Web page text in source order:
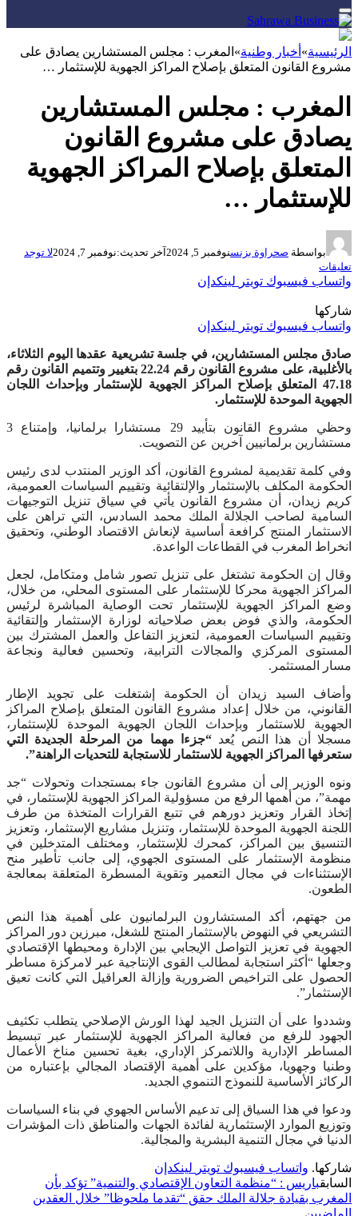
الرئيسية» أخبار وطنية» المغرب : مجلس المستشارين يصادق على
مشروع القانون المتعلق بإصلاح المراكز الجهوية للإستثمار …
المغرب : مجلس المستشارين
يصادق على مشروع القانون
المتعلق بإصلاح المراكز الجهوية
للإستثمار …
بواسطة صحراوة بزنسنوفمبر 5, 2024 آخر تحديث:نوفمبر 7, 2024
لا توجد
تعليقات
واتساب فيسبوك تويتر لينكدإن
شاركها
واتساب فيسبوك تويتر لينكدإن
صادق مجلس المستشارين، في جلسة تشريعية عقدها اليوم الثلاثاء،
بالأغلبية، على مشروع القانون رقم 22.24 بتغيير وتتميم القانون رقم
47.18 المتعلق بإصلاح المراكز الجهوية للإستثمار وبإحداث اللجان
الجهوية الموحدة للإستثمار.
وحظي مشروع القانون بتأييد 29 مستشارا برلمانيا، وإمتناع 3
مستشارين برلمانيين آخرين عن التصويت.
وفي كلمة تقديمية لمشروع القانون، أكد الوزير المنتدب لدى رئيس
الحكومة المكلف بالإستثمار والإلتقائية وتقييم السياسات العمومية،
كريم زيدان، أن مشروع القانون يأتي في سياق تنزيل التوجيهات
السامية لصاحب الجلالة الملك محمد السادس، التي تراهن على
الاستثمار المنتج کرافعة أساسية لإنعاش الاقتصاد الوطني، وتحقيق
انخراط المغرب في القطاعات الواعدة.
وقال إن الحكومة تشتغل على تنزيل تصور شامل ومتكامل، لجعل
المراكز الجهوية محركا للإستثمار على المستوى المحلي، من خلال،
وضع المراكز الجهوية للإستثمار تحت الوصاية المباشرة لرئيس
الحكومة، والذي فوض بعض صلاحياته لوزارة الإستثمار وإلتقائية
وتقييم السياسات العمومية، لتعزيز التفاعل والعمل المشترك بين
المستوى المركزي والمجالات الترابية، وتحسين فعالية ونجاعة
مسار المستثمر.
وأضاف السيد زيدان أن الحكومة إشتغلت على تجويد الإطار
القانوني، من خلال إعداد مشروع القانون المتعلق بإصلاح المراكز
الجهوية للاستثمار وبإحداث اللجان الجهوية الموحدة للإستثمار،
مسجلا أن هذا النص يُعد “جزءا مهما من المرحلة الجديدة التي
ستعرفها المراكز الجهوية للاستثمار للاستجابة للتحديات الراهنة”.
ونوه الوزير إلى أن مشروع القانون جاء بمستجدات وتحولات “جد
مهمة”، من أهمها الرفع من مسؤولية المراكز الجهوية للإستثمار، في
إتخاذ القرار وتعزيز دورهم في تتبع القرارات المتخذة من طرف
اللجنة الجهوية الموحدة للإستثمار، وتنزيل مشاريع الإستثمار، وتعزيز
التنسيق بين المراكز، كمحرك للإستثمار، ومختلف المتدخلين في
منظومة الإستثمار على المستوى الجهوي، إلى جانب تأطير منح
الإستثناءات في مجال التعمير وتقوية المسطرة المتعلقة بمعالجة
الطعون.
من جهتهم، أكد المستشارون البرلمانيون على أهمية هذا النص
التشريعي في النهوض بالإستثمار المنتج للشغل، مبرزين دور المراكز
الجهوية في تعزيز التواصل الإيجابي بين الإدارة ومحيطها الإقتصادي
وجعلها “أكثر استجابة لمطالب القوى الإنتاجية عبر لامركزة مساطر
الحصول على التراخيص الضرورية وإزالة العراقيل التي كانت تعيق
الإستثمار”.
وشددوا على أن التنزيل الجيد لهذا الورش الإصلاحي يتطلب تكثيف
الجهود للرفع من فعالية المراكز الجهوية للإستثمار عبر تبسيط
المساطر الإدارية واللاتمركز الإداري، بغية تحسين مناخ الأعمال
وطنيا وجهويا، مؤكدين على أهمية الإقتصاد المجالي بإعتباره من
الركائز الأساسية للنموذج التنموي الجديد.
ودعوا في هذا السياق إلى تدعيم الأساس الجهوي في بناء السياسات
وتوزيع الموارد الإستثمارية لفائدة الجهات والمناطق ذات المؤشرات
الدنيا في مجال التنمية البشرية والمجالية.
شاركها. واتساب فيسبوك تويتر لينكدإن
السابقباريس : “منظمة التعاون الإقتصادي والتنمية” تؤكد بأن
المغرب بقيادة جلالة الملك حقق “تقدما ملحوظا” خلال العقدين
الماضيين …